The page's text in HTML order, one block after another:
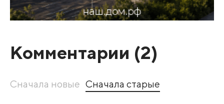
Комментарии (2)
Сначала новые Сначала старые